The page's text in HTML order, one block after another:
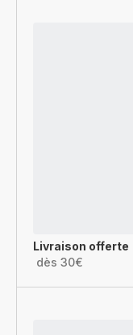
Livraison offerte
dès 30€